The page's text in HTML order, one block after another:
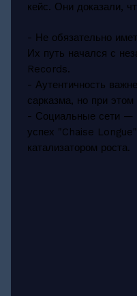
кейс. Они доказали,
- Не обязательно
Их путь начался с
Records.
- Аутентичность
сарказма, но при
- Социальные сети —
успех "Chaise
катализатором роста.